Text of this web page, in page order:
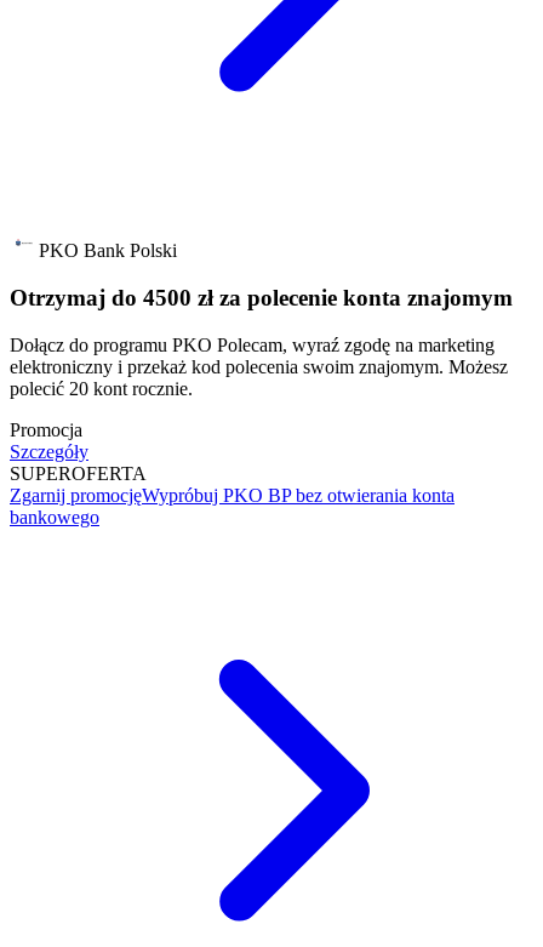
PKO Bank Polski
Otrzymaj do 4500 zł za polecenie konta znajomym
Dołącz do programu PKO Polecam, wyraź zgodę na marketing
elektroniczny i przekaż kod polecenia swoim znajomym. Możesz
polecić 20 kont rocznie.
Promocja
Szczegóły
SUPEROFERTA
Zgarnij promocjęWypróbuj PKO BP bez otwierania konta
bankowego